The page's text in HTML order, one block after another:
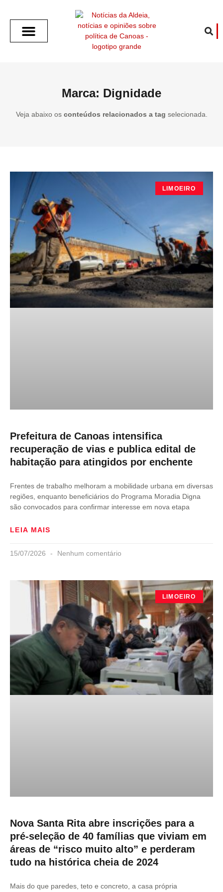
Marca: Dignidade
Veja abaixo os conteúdos relacionados a tag selecionada.
LIMOEIRO
Prefeitura de Canoas intensifica
recuperação de vias e publica edital de
habitação para atingidos por enchente
Frentes de trabalho melhoram a mobilidade urbana em diversas
regiões, enquanto beneficiários do Programa Moradia Digna
são convocados para confirmar interesse em nova etapa
LEIA MAIS
15/07/2026 Nenhum comentário
LIMOEIRO
Nova Santa Rita abre inscrições para a
pré-seleção de 40 famílias que viviam em
áreas de “risco muito alto” e perderam
tudo na histórica cheia de 2024
Mais do que paredes, teto e concreto, a casa própria